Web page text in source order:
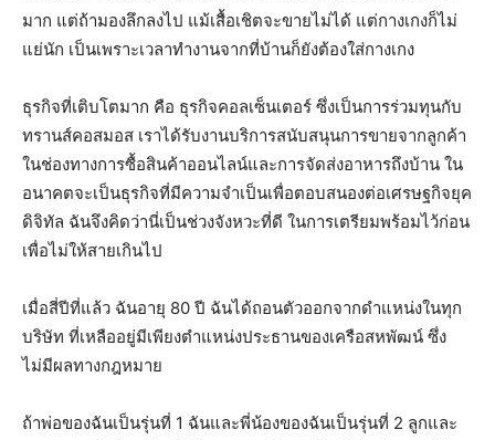
มาก แต่ถ้ามองลึกลงไป แม้เสื้อเชิตจะขายไม่ได้ แต่กางเกงก็ไม่
แย่นัก เป็นเพราะเวลาทํางานจากที่บ้านก็ยังต้องใส่กางเกง
ธุรกิจที่เติบโตมาก คือ ธุรกิจคอลเซ็นเตอร์ ซึ่งเป็นการร่วมทุนกับ
ทรานส์คอสมอส เราได้รับงานบริการสนับสนุนการขายจากลูกค้า
ในช่องทางการซื้อสินค้าออนไลน์และการจัดส่งอาหารถึงบ้าน ใน
อนาคตจะเป็นธุรกิจที่มีความจําเป็นเพื่อตอบสนองต่อเศรษฐกิจยุค
ดิจิทัล ฉันจึงคิดว่านี่เป็นช่วงจังหวะที่ดี ในการเตรียมพร้อมไว้ก่อน
เพื่อไม่ให้สายเกินไป
เมื่อสี่ปีที่แล้ว ฉันอายุ 80 ปี ฉันได้ถอนตัวออกจากดำแหน่งในทุก
บริษัท ที่เหลืออยู่มีเพียงตำแหน่งประธานของเครือสหพัฒน์ ซึ่ง
ไม่มีผลทางกฎหมาย
ถ้าพ่อของฉันเป็นรุ่นที่ 1 ฉันและพี่น้องของฉันเป็นรุ่นที่ 2 ลูกและ